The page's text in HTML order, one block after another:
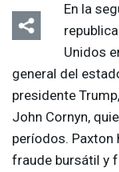
En la
Unidos
general del
presidente
John Cornyn,
períodos.
fraude bursátil y